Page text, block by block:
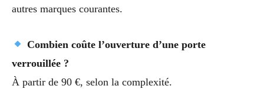
autres marques courantes.
Combien coûte l’ouverture d’une porte
verrouillée ?
À partir de 90 €, selon la complexité.